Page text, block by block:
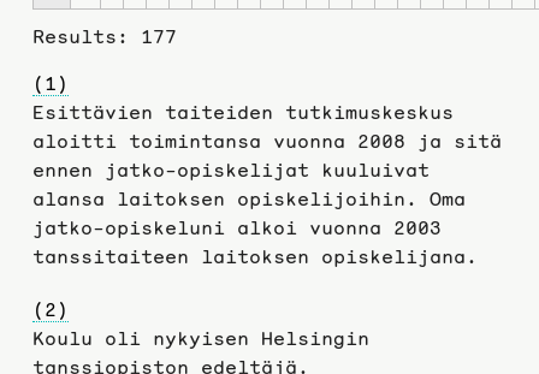
Results: 177
(1)
Esittävien taiteiden tutkimuskeskus
aloitti toimintansa vuonna 2008 ja sitä
ennen jatko-opiskelijat kuuluivat
alansa laitoksen opiskelijoihin. Oma
jatko-opiskeluni alkoi vuonna 2003
tanssitaiteen laitoksen opiskelijana.
(2)
Koulu oli nykyisen Helsingin
tanssiopiston edeltäjä.